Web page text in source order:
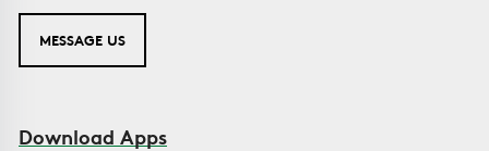
MESSAGE US
Download Apps